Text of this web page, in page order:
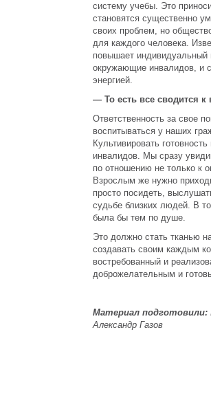
систему учебы. Это
становятся существенно
своих проблем, но
для каждого человека.
повышает
окружающие инвалидов, и
энергией.
— То есть все сводится
Ответственность за свое
воспитываться у наших
Культивировать
инвалидов. Мы сразу
по отношению не только к
Взрослым же нужно
просто посидеть,
судьбе близких людей. В
была бы тем по душе.
Это должно стать тканью
создавать своим каждым
востребованный и
доброжелательным и
Материал подготовили:
Александр Газов